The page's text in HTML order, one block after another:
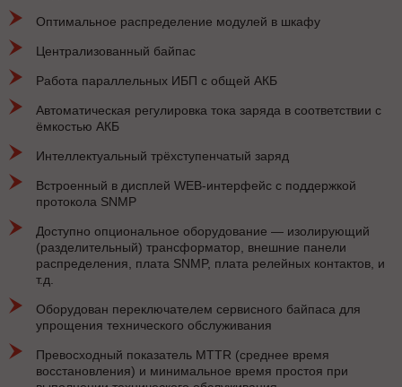
Оптимальное распределение модулей в шкафу
Централизованный байпас
Работа параллельных ИБП с общей АКБ
Автоматическая регулировка тока заряда в соответствии с
ёмкостью АКБ
Интеллектуальный трёхступенчатый заряд
Встроенный в дисплей WEB-интерфейс с поддержкой
протокола SNMP
Доступно опциональное оборудование — изолирующий
(разделительный) трансформатор, внешние панели
распределения, плата SNMP, плата релейных контактов, и
т.д.
Оборудован переключателем сервисного байпаса для
упрощения технического обслуживания
Превосходный показатель MTTR (среднее время
восстановления) и минимальное время простоя при